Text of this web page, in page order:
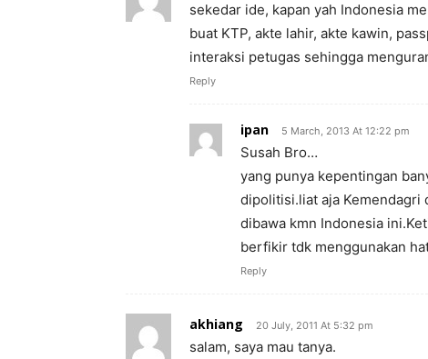
sekedar ide, kapan yah Indonesia
buat KTP, akte lahir, akte kawin,
interaksi petugas sehingga
Reply
ipan 5 March, 2013 At 12:22 pm
Susah Bro…
yang punya kepentingan
dipolitisi.liat aja Kemendagri
dibawa kmn Indonesia
berfikir tdk menggunakan
Reply
akhiang 20 July, 2011 At 5:32 pm
salam, saya mau tanya.